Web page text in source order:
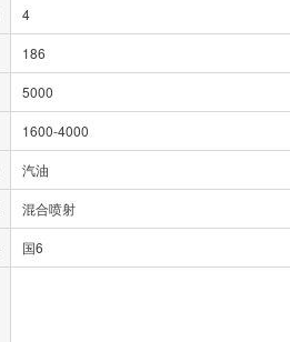
4
186
5000
1600-4000
汽油
混合喷射
国6